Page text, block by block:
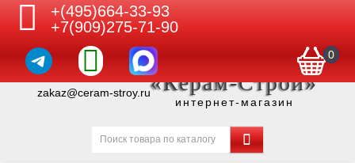
+(495)664-33-93
+7(909)275-71-90
0
zakaz@ceram-stroy.ru«Керам-Строй»
интернет-магазин